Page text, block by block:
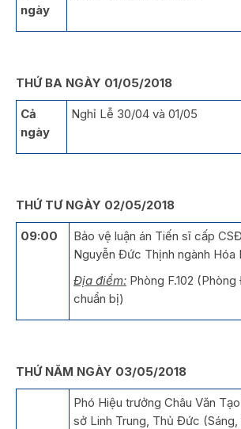
ngày
THỨ BA NGÀY 01/05/2018
Cả
ngày
Nghỉ Lễ 30/04 và 01/05
THỨ TƯ NGÀY 02/05/2018
09:00
Bảo vệ luận án Tiến sĩ cấp
Nguyễn Đức Thịnh ngành Hóa
Địa điểm: Phòng F.102
chuẩn bị)
THỨ NĂM NGÀY 03/05/2018
Phó Hiệu trưởng Châu Văn
sở Linh Trung, Thủ Đức (Sáng,